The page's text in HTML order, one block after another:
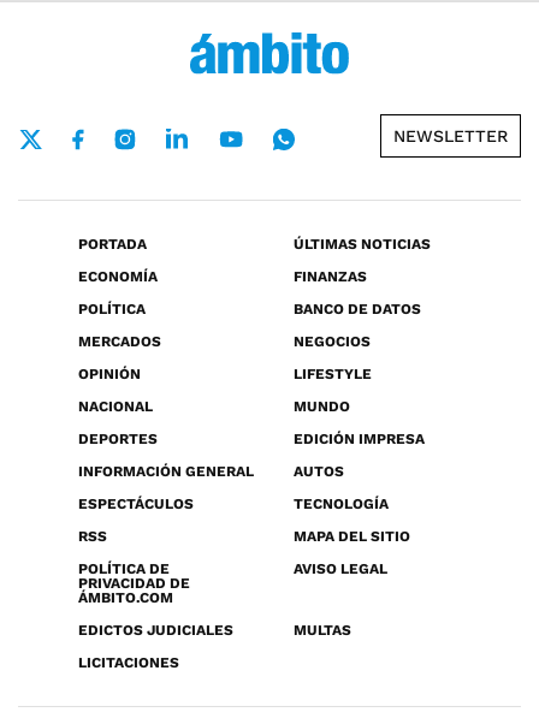
NEWSLETTER
PORTADA
ÚLTIMAS NOTICIAS
ECONOMÍA
FINANZAS
POLÍTICA
BANCO DE DATOS
MERCADOS
NEGOCIOS
OPINIÓN
LIFESTYLE
NACIONAL
MUNDO
DEPORTES
EDICIÓN IMPRESA
INFORMACIÓN GENERAL
AUTOS
ESPECTÁCULOS
TECNOLOGÍA
RSS
MAPA DEL SITIO
POLÍTICA DE
PRIVACIDAD DE
ÁMBITO.COM
AVISO LEGAL
EDICTOS JUDICIALES
MULTAS
LICITACIONES